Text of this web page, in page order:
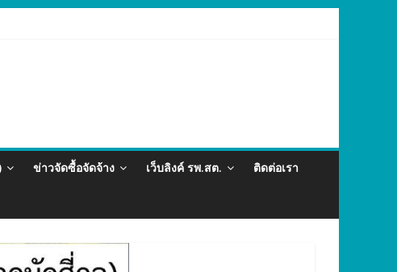
ข่าวจัดซื้อจัดจ้าง เว็บลิงค์ รพ.สต. ติดต่อเรา